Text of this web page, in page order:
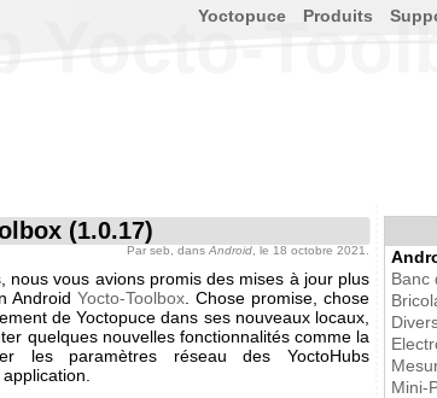
Yocto-
(1.0.17)
Par seb , dans Android , le 18 octobre 2021.
nous vous avions promis des mises à jour plus
Android Yocto-Toolbox . Chose promise, chose
de Yoctopuce dans ses nouveaux locaux,
quelques nouvelles fonctionnalités comme la
les paramètres réseau des YoctoHubs
Yoctopuce Produits
Banc
Mini-